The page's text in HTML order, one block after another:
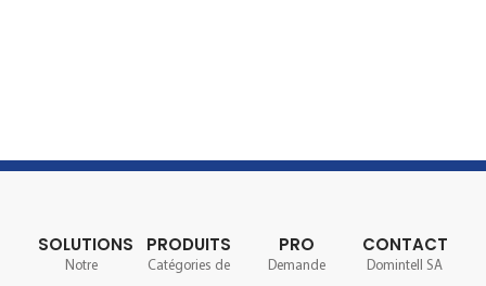
SOLUTIONS
Notre
PRODUITS
Catégories de
PRO
Demande
CONTACT
Domintell SA